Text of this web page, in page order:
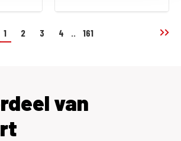
1 2 3 4 .. 161
van